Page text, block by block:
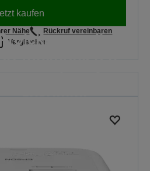
kaufen
Nähe
Rückruf vereinbaren
Vergleichen
die
jeder Unterricht wichtig ist